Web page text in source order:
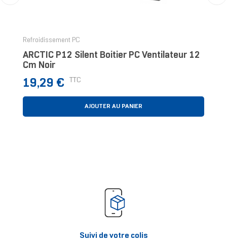
Refroidissement PC
ARCTIC P12 Silent Boitier PC Ventilateur 12
Cm Noir
Prix
19,29 € TTC
AJOUTER AU PANIER
Suivi de votre colis